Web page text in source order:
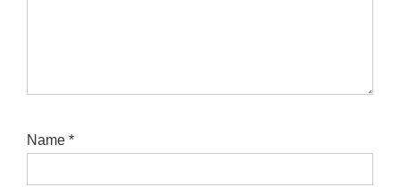
Name *